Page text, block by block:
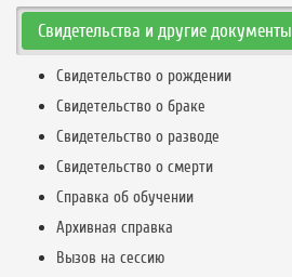
Свидетельства и другие документы
Свидетельство о рождении
Свидетельство о браке
Свидетельство о разводе
Свидетельство о смерти
Справка об обучении
Архивная справка
Вызов на сессию